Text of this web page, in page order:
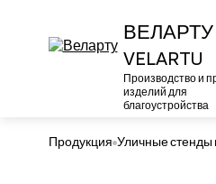
ВЕЛАРТУ
VELARTU
Производство и
изделий для
благоустройства
Продукция Уличные стенды